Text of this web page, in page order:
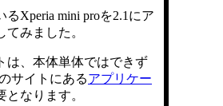
るXperia mini proを2.1にア
てみました。
は、本体単体ではできず
サイトにあるアプリケー
となります。